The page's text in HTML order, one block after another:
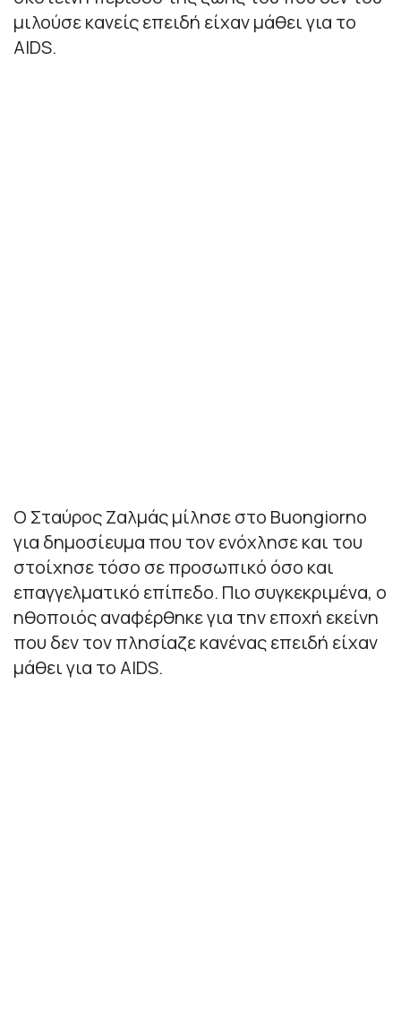
μιλούσε κανείς επειδή είχαν μάθει για το
AIDS.
Ο Σταύρος Ζαλμάς μίλησε στο Buongiorno
για δημοσίευμα που τον ενόχλησε και του
στοίχησε τόσο σε προσωπικό όσο και
επαγγελματικό επίπεδο. Πιο συγκεκριμένα, ο
ηθοποιός αναφέρθηκε για την εποχή εκείνη
που δεν τον πλησίαζε κανένας επειδή είχαν
μάθει για το AIDS.